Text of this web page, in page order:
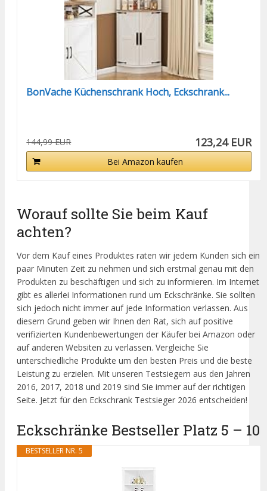
BonVache Küchenschrank Hoch, Eckschrank...
144,99 EUR 123,24 EUR
Bei Amazon kaufen
Worauf sollte Sie beim Kauf
achten?
Vor dem Kauf eines Produktes raten wir jedem Kunden sich ein
paar Minuten Zeit zu nehmen und sich erstmal genau mit den
Produkten zu beschäftigen und sich zu informieren. Im Internet
gibt es allerlei Informationen rund um Eckschränke. Sie sollten
sich jedoch nicht immer auf jede Information verlassen. Aus
diesem Grund geben wir Ihnen den Rat, sich auf positive
verifizierten Kundenbewertungen der Käufer bei Amazon oder
auf anderen Websiten zu verlassen. Vergleiche Sie
unterschiedliche Produkte um den besten Preis und die beste
Leistung zu erzielen. Mit unseren Testsiegern aus den Jahren
2016, 2017, 2018 und 2019 sind Sie immer auf der richtigen
Seite. Jetzt für den Eckschrank Testsieger 2026 entscheiden!
Eckschränke Bestseller Platz 5 – 10
BESTSELLER NR. 5